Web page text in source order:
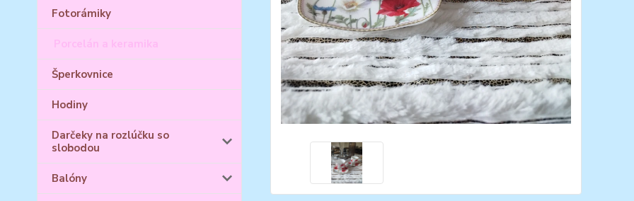
Fotorámiky
Porcelán a keramika
Šperkovnice
Hodiny
Darčeky na rozlúčku so
slobodou
Balóny